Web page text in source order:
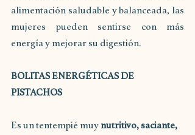
alimentación saludable y balanceada, las
mujeres pueden sentirse con más
energía y mejorar su digestión.
BOLITAS ENERGÉTICAS DE
PISTACHOS
Es un tentempié muy nutritivo, saciante,